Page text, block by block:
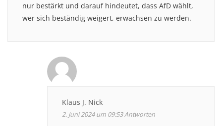
nur bestärkt und darauf hindeutet, dass AfD wählt,
wer sich beständig weigert, erwachsen zu werden.
Klaus J. Nick
2. Juni 2024 um 09:53Antworten